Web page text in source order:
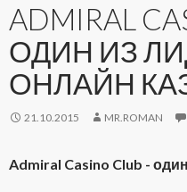
ADMIRAL
ОДИН ИЗ
ОНЛАЙН
21.10.2015 MR.ROMAN
Admiral Casino Club -